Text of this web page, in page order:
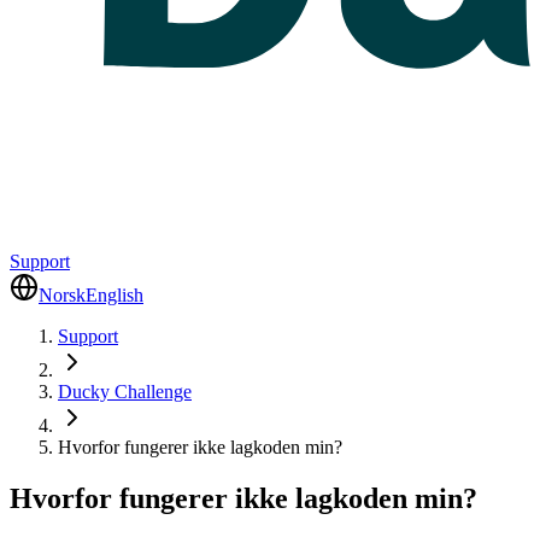
Support
NorskEnglish
Support
Ducky Challenge
Hvorfor fungerer ikke lagkoden min?
Hvorfor fungerer ikke lagkoden min?